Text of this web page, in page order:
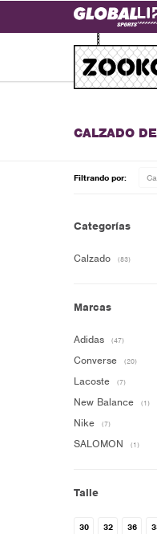
CALZADO
Filtrando por:
Categorías
Calzado (83)
Marcas
Adidas (47)
Converse (20)
Lacoste (7)
New Balance (1)
Nike (7)
SALOMON (1)
Talle
30 32 36